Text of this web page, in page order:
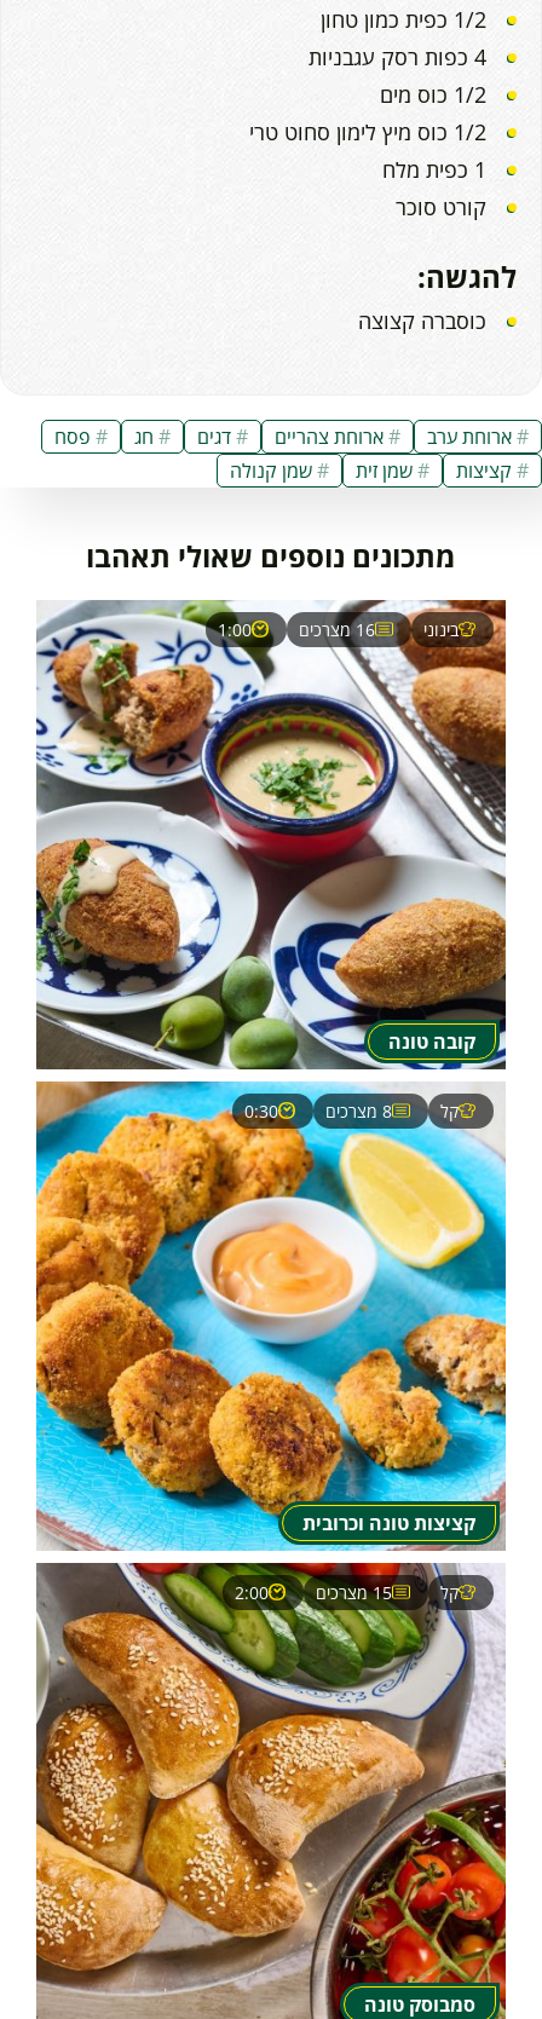
1/2 כפית כמון טחון
4 כפות רסק עגבניות
1/2 כוס מים
1/2 כוס מיץ לימון סחוט טרי
1 כפית מלח
קורט סוכר
להגשה:
כוסברה קצוצה
ארוחת ערב ארוחת צהריים דגים חג
פסח
קציצות
שמן זית שמן קנולה
מתכונים נוספים שאולי תאהבו
קובה טונה
בינוני 16 מצרכים 1:00
קציצות טונה וכרובית
קל 8 מצרכים 0:30
סמבוסק טונה
קל 15 מצרכים 2:00